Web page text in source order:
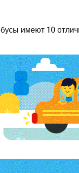
имеют 10